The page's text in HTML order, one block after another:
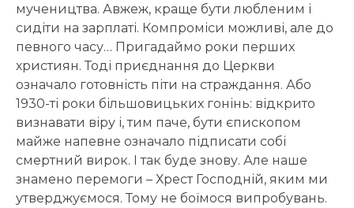
мучеництва. Авжеж, краще бути любленим і
сидіти на зарплаті. Компроміси можливі, але до
певного часу… Пригадаймо роки перших
християн. Тоді приєднання до Церкви
означало готовність піти на страждання. Або
1930-ті роки більшовицьких гонінь: відкрито
визнавати віру і, тим паче, бути єпископом
майже напевне означало підписати собі
смертний вирок. І так буде знову. Але наше
знамено перемоги – Хрест Господній, яким ми
утверджуємося. Тому не боїмося випробувань.